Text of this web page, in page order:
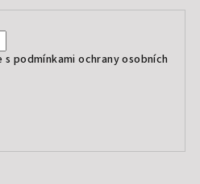
s podmínkami ochrany osobních